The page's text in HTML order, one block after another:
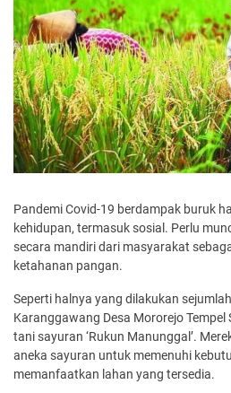
Pandemi Covid-19 berdampak buruk
kehidupan, termasuk sosial. Perlu
secara mandiri dari masyarakat
ketahanan pangan.
Seperti halnya yang dilakukan
Karanggawang Desa Mororejo Tempel
tani sayuran ‘Rukun Manunggal’.
aneka sayuran untuk memenuhi
memanfaatkan lahan yang tersedia.